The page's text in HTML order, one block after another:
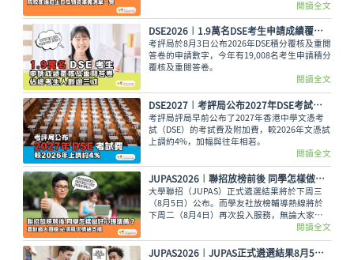
各大專院校的即場招生日詳情與物品準備清單，
讓大家今晚順利執拾行裝，安心休息。
閱讀全文
DSE2026︱1.9萬名DSE考生申請成績覆核及重閱答卷 佔總考生人數逾三成
考評局於8月3日公布2026年DSE積分覆核及重閱
答卷的申請數字，今年有19,008名考生申請積分
覆核及重閱答卷。
閱讀全文
DSE2027︱考評局公布2027年DSE考試費 較2026年上調約4%
考評局評局早前公布了2027年香港中學文憑考
試（DSE）的考試費及附加費，較2026年文憑試
上調約4%，加幅與往年相若。
閱讀全文
JUPAS2026︱聯招放榜前後 同學怎樣做好心理準備？面對過大困擾 必須尋求情緒支援
大學聯招（JUPAS）正式遴選結果將於下周三
（8月5日）公布。而學友社放榜輔導熱線將於
下周二（8月4日）再次投入服務，無論大家有
甚麼出路疑問，又或需要支援輔導、尋求專業意
見，都可致電2503 3399，與學友社輔導員盡情
傾訴！
閱讀全文
JUPAS2026︱JUPAS正式遴選結果8月5日公布 一文看清放榜重要日程及注意事項